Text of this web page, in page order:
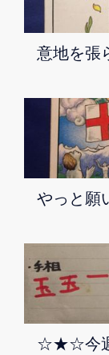
意地を張
やっと願
☆★☆今週